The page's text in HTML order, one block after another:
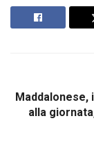
Maddalonese,
alla